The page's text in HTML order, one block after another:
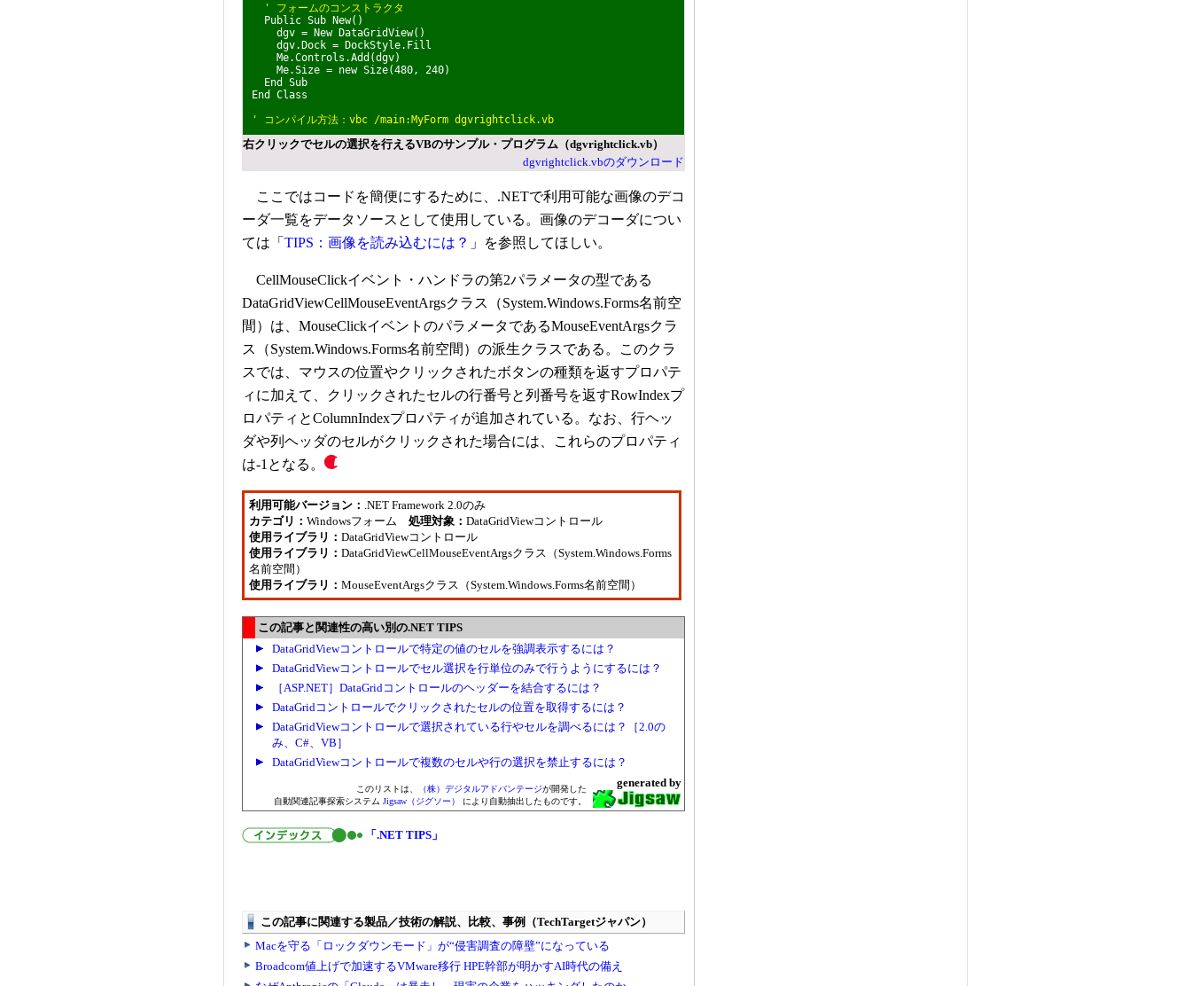
' フォームのコンストラクタ
Public Sub New()
dgv = New DataGridView()
dgv.Dock = DockStyle.Fill
Me.Controls.Add(dgv)
Me.Size = new Size(480, 240)
End Sub
End Class
' コンパイル方法：vbc /main:MyForm dgvrightclick.vb
右クリックでセルの選択を行えるVBのサンプル・プログラム（dgvrightclick.vb）
dgvrightclick.vbのダウンロード
ここではコードを簡便にするために、.NETで利用可能な画像のデコ
ーダ一覧をデータソースとして使用している。画像のデコーダについ
ては「 TIPS：画像を読み込むには？ 」を参照してほしい。
CellMouseClickイベント・ハンドラの第2パラメータの型である
DataGridViewCellMouseEventArgsクラス（System.Windows.Forms名前空
間）は、MouseClickイベントのパラメータであるMouseEventArgsクラ
ス（System.Windows.Forms名前空間）の派生クラスである。このクラ
スでは、マウスの位置やクリックされたボタンの種類を返すプロパテ
ィに加えて、クリックされたセルの行番号と列番号を返すRowIndexプ
ロパティとColumnIndexプロパティが追加されている。なお、行ヘッ
ダや列ヘッダのセルがクリックされた場合には、これらのプロパティ
は-1となる。
利用可能バージョン： .NET Framework 2.0のみ
カテゴリ： Windowsフォーム 処理対象： DataGridViewコントロール
使用ライブラリ： DataGridViewコントロール
使用ライブラリ： DataGridViewCellMouseEventArgsクラス（System.Windows.Forms
名前空間）
使用ライブラリ： MouseEventArgsクラス（System.Windows.Forms名前空間）
この記事と関連性の高い別の.NET TIPS
DataGridViewコントロールで特定の値のセルを強調表示するには？
DataGridViewコントロールでセル選択を行単位のみで行うようにするには？
［ASP.NET］DataGridコントロールのヘッダーを結合するには？
DataGridコントロールでクリックされたセルの位置を取得するには？
DataGridViewコントロールで選択されている行やセルを調べるには？［2.0の
み、C#、VB］
DataGridViewコントロールで複数のセルや行の選択を禁止するには？
このリストは、 （株）デジタルアドバンテージが開発した
自動関連記事探索システム Jigsaw（ジグソー） により自動抽出したものです。
generated by
「.NET TIPS」